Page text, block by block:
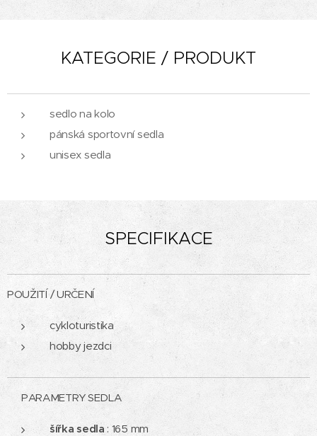
KATEGORIE / PRODUKT
sedlo na kolo
pánská sportovní sedla
unisex sedla
SPECIFIKACE
POUŽITÍ / URČENÍ
cykloturistika
hobby jezdci
PARAMETRY SEDLA
šířka sedla : 165 mm